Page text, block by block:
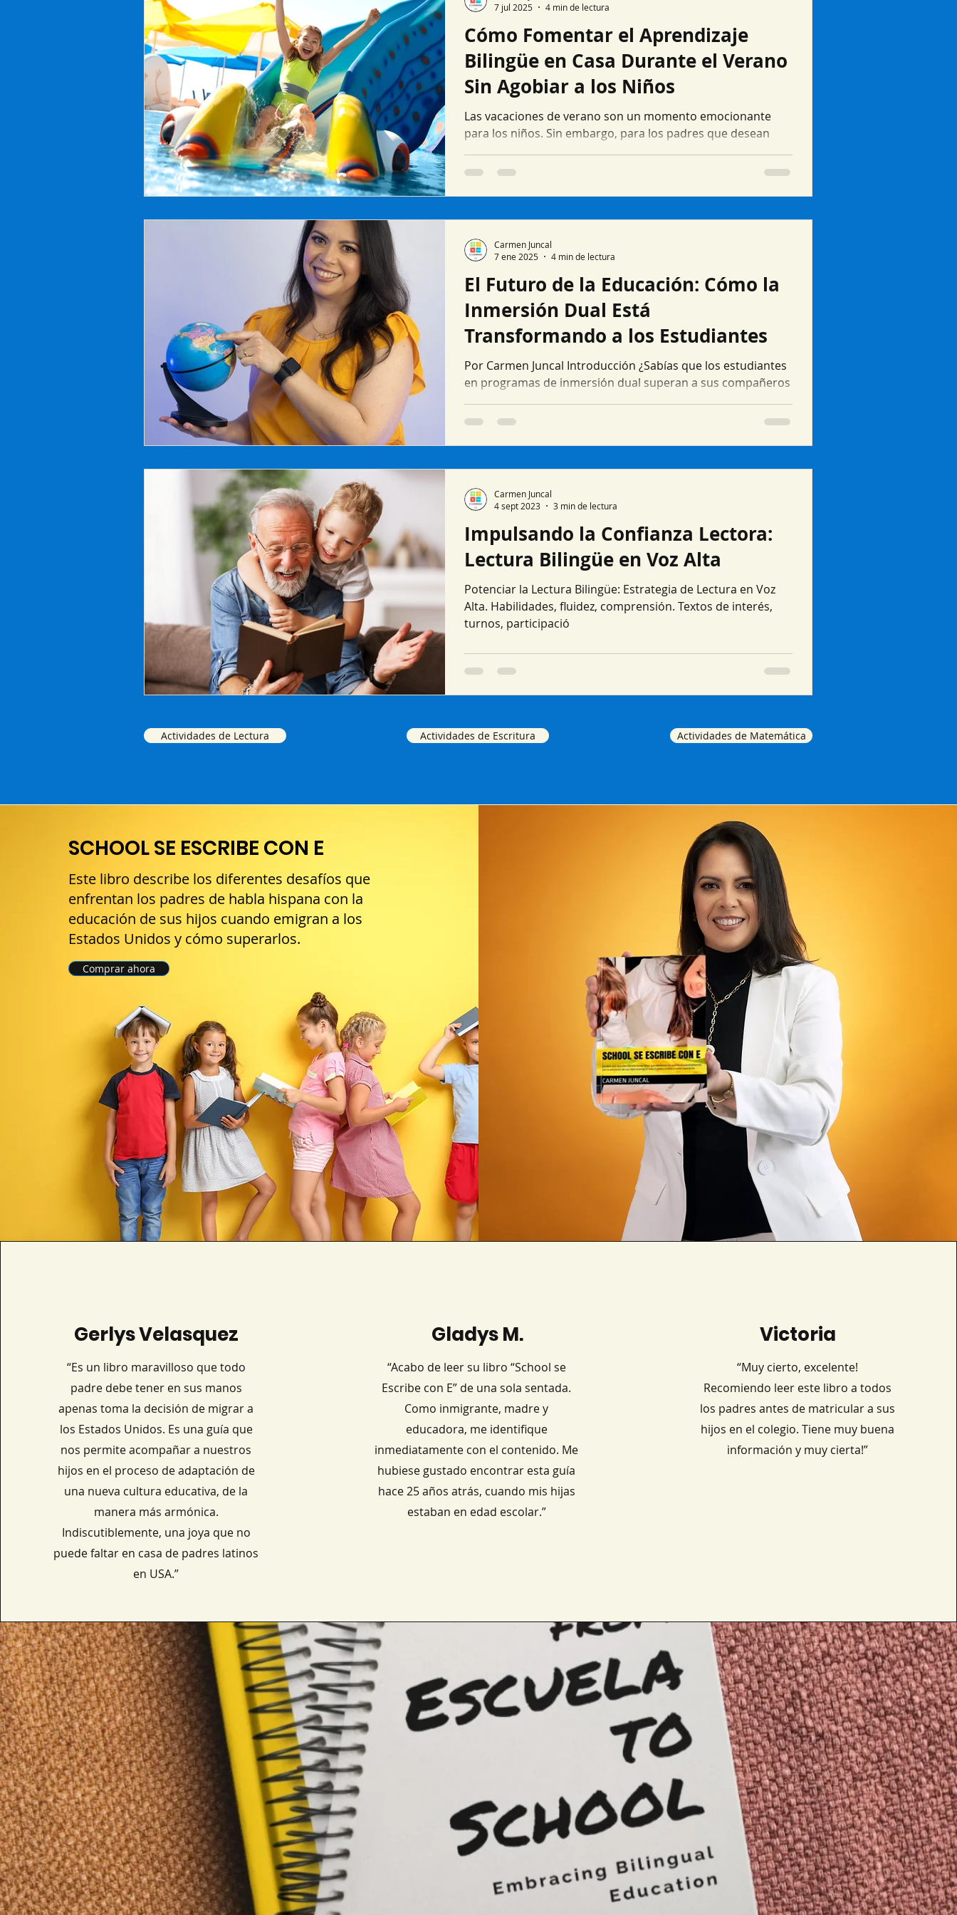
Cómo Fomentar el Aprendizaje
Bilingüe en Casa Durante el Verano
Sin Agobiar a los Niños
Las vacaciones de verano son un momento emocionante
para los niños. Sin embargo, para los padres que desean
7 jul 2025
4 min de lectura
El Futuro de la Educación: Cómo la
Inmersión Dual Está
Transformando a los Estudiantes
Por Carmen Juncal Introducción ¿Sabías que los estudiantes
en programas de inmersión dual superan a sus compañeros
Carmen Juncal
7 ene 2025
4 min de lectura
Impulsando la Confianza Lectora:
Lectura Bilingüe en Voz Alta
Potenciar la Lectura Bilingüe: Estrategia de Lectura en Voz
Alta. Habilidades, fluidez, comprensión. Textos de interés,
turnos, participació
Carmen Juncal
4 sept 2023
3 min de lectura
Actividades de Lectura Actividades de Escritura Actividades de Matemática
SCHOOL SE ESCRIBE CON E
Este libro describe los diferentes desafíos que
enfrentan los padres de habla hispana con la
educación de sus hijos cuando emigran a los
Estados Unidos y cómo superarlos.
Comprar ahora
Gerlys Velasquez
“Es un libro maravilloso que todo
padre debe tener en sus manos
apenas toma la decisión de migrar a
los Estados Unidos. Es una guía que
nos permite acompañar a nuestros
hijos en el proceso de adaptación de
una nueva cultura educativa, de la
manera más armónica.
Indiscutiblemente, una joya que no
puede faltar en casa de padres latinos
en USA.”
Gladys M.
“Acabo de leer su libro “School se
Escribe con E” de una sola sentada.
Como inmigrante, madre y
educadora, me identifique
inmediatamente con el contenido. Me
hubiese gustado encontrar esta guía
hace 25 años atrás, cuando mis hijas
estaban en edad escolar.”
Victoria
“Muy cierto, excelente!
Recomiendo leer este libro a todos
los padres antes de matricular a sus
hijos en el colegio. Tiene muy buena
información y muy cierta!”